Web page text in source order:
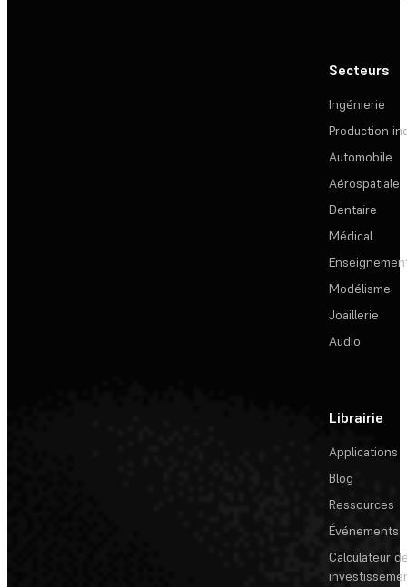
Secteurs
Ingénierie
Production
Automobile
Aérospatiale
Dentaire
Médical
Modélisme
Joaillerie
Audio
Librairie
Applications
Blog
Ressources
Événements
Calculateur